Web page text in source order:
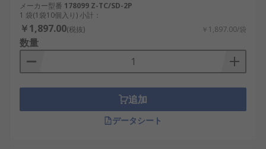
メーカー型番 178099 Z-TC/SD-2P
1 袋(1袋10個入り) 小計：
￥1,897.00(税抜) ￥1,897.00/袋
数量
追加
データシート